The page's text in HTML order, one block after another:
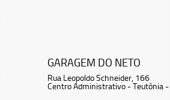
GARAGEM DO NETO
Rua Leopoldo Schneider, 166
Centro Administrativo - Teutônia -